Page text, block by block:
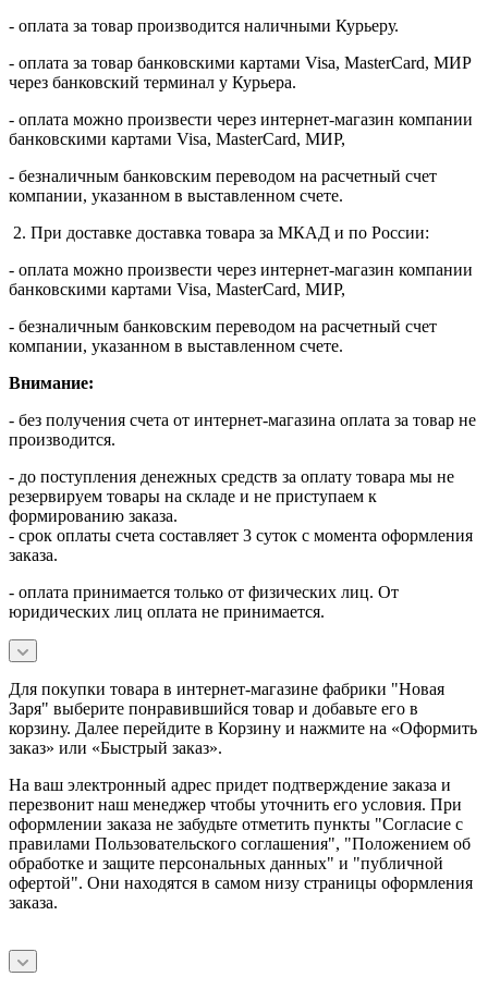
- оплата за товар производится наличными Курьеру.
- оплата за товар банковскими картами Visa, MasterСard, МИР
через банковский терминал у Курьера.
- оплата можно произвести через интернет-магазин компании
банковскими картами Visa, MasterСard, МИР,
- безналичным банковским переводом на расчетный счет
компании, указанном в выставленном счете.
2. При доставке доставка товара за МКАД и по России:
- оплата можно произвести через интернет-магазин компании
банковскими картами Visa, MasterСard, МИР,
- безналичным банковским переводом на расчетный счет
компании, указанном в выставленном счете.
Внимание:
- без получения счета от интернет-магазина оплата за товар не
производится.
- до поступления денежных средств за оплату товара мы не
резервируем товары на складе и не приступаем к
формированию заказа.
- срок оплаты счета составляет 3 суток с момента оформления
заказа.
- оплата принимается только от физических лиц. От
юридических лиц оплата не принимается.
Для покупки товара в интернет-магазине фабрики "Новая
Заря" выберите понравившийся товар и добавьте его в
корзину. Далее перейдите в Корзину и нажмите на «Оформить
заказ» или «Быстрый заказ».
На ваш электронный адрес придет подтверждение заказа и
перезвонит наш менеджер чтобы уточнить его условия. При
оформлении заказа не забудьте отметить пункты "Согласие с
правилами Пользовательского соглашения", "Положением об
обработке и защите персональных данных" и "публичной
офертой". Они находятся в самом низу страницы оформления
заказа.